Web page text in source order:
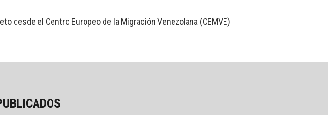
desde el Centro Europeo de la Migración Venezolana (CEMVE)